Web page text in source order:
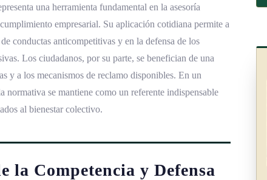
una herramienta fundamental en la asesoría
empresarial. Su aplicación cotidiana permite a
conductas anticompetitivas y en la defensa de los
Los ciudadanos, por su parte, se benefician de una
y a los mecanismos de reclamo disponibles. En un
se mantiene como un referente indispensable
al bienestar colectivo.
la Competencia y Defensa